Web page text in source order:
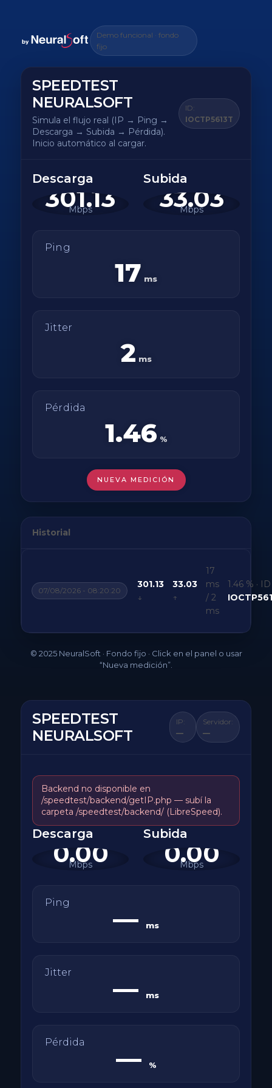
Demo funcional · fondo
fijo
SPEEDTEST
NEURALSOFT
Simula el flujo real (IP → Ping →
Descarga → Subida → Pérdida).
Inicio automático al cargar.
ID:
IOCTP5613T
Descarga
301.13
Mbps
Subida
33.03
Mbps
Ping
17 ms
Jitter
2 ms
Pérdida
1.46 %
NUEVA MEDICIÓN
Historial
07/08/2026 - 08:20:20
301.13
↓
33.03
↑
17
ms
/ 2
ms
1.46 % · ID
© 2025 NeuralSoft · Fondo fijo · Click en el panel o usar
“Nueva medición”.
SPEEDTEST
NEURALSOFT
IP:
—
Servidor:
—
Backend no disponible en
/speedtest/backend/getIP.php — subí la
carpeta /speedtest/backend/ (LibreSpeed).
Descarga
0.00
Mbps
Subida
0.00
Mbps
Ping
— ms
Jitter
— ms
Pérdida
— %